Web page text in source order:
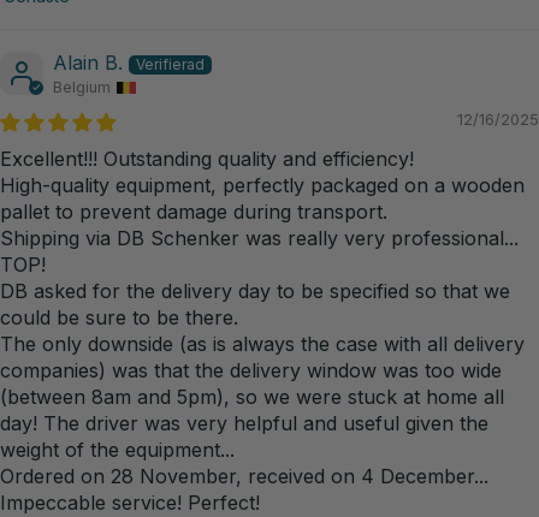
Sort by
Alain B.
Belgium
12/16/2025
Excellent!!! Outstanding quality and efficiency!
High-quality equipment, perfectly packaged on a wooden
pallet to prevent damage during transport.
Shipping via DB Schenker was really very professional...
TOP!
DB asked for the delivery day to be specified so that we
could be sure to be there.
The only downside (as is always the case with all delivery
companies) was that the delivery window was too wide
(between 8am and 5pm), so we were stuck at home all
day! The driver was very helpful and useful given the
weight of the equipment...
Ordered on 28 November, received on 4 December...
Impeccable service! Perfect!